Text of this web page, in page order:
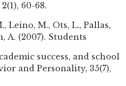
60-68.
Leino, M., Ots, L., Pallas,
A. (2007). Students
success, and school
and Personality, 35(7),